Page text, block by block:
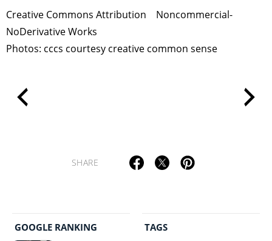
Creative Commons Attribution Noncommercial-
NoDerivative Works
Photos: cccs courtesy creative common sense
SHARE
GOOGLE RANKING TAGS